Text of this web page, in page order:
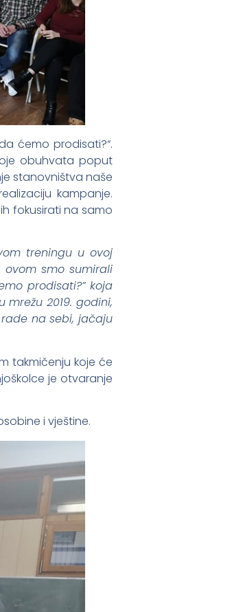
ćemo prodisati?“.
obuhvata poput
stanovništva naše
kampanje.
fokusirati na samo
treningu u ovoj
smo sumirali
prodisati?” koja
2019. godini,
na sebi, jačaju
takmičenju koje će
je otvaranje
i vještine.